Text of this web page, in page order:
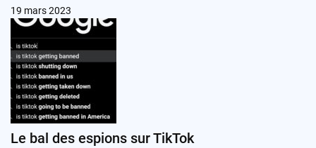
19 mars 2023
Le bal des espions sur TikTok